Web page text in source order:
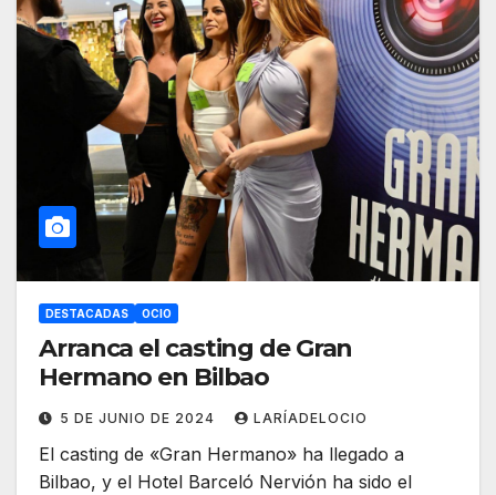
DESTACADAS OCIO
Arranca el casting de Gran
Hermano en Bilbao
5 DE JUNIO DE 2024 LARÍADELOCIO
El casting de «Gran Hermano» ha llegado a
Bilbao, y el Hotel Barceló Nervión ha sido el